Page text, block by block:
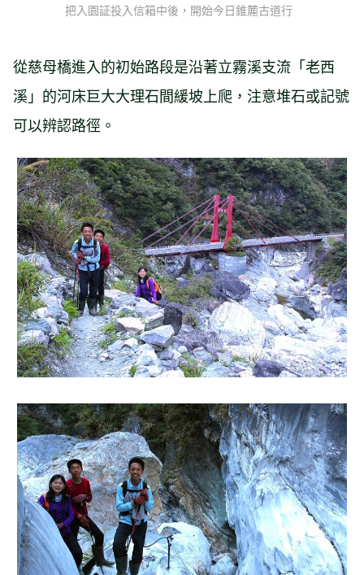
把入園証投入信箱中後，開始今日錐麓古道行
從慈母橋進入的初始路段是沿著立霧溪支流「老西
溪」的河床巨大大理石間緩坡上爬，注意堆石或記號
可以辨認路徑。